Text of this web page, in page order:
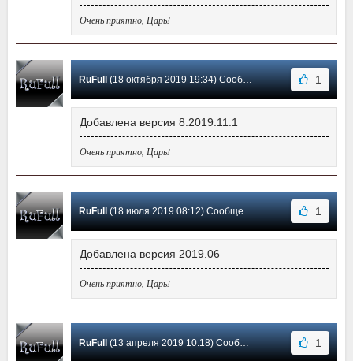
Очень приятно, Царь!
RuFull(18 октября 2019 19:34) Сообщение #30 1
Добавлена версия 8.2019.11.1
Очень приятно, Царь!
RuFull(18 июля 2019 08:12) Сообщение #29 1
Добавлена версия 2019.06
Очень приятно, Царь!
RuFull(13 апреля 2019 10:18) Сообщение #28 1